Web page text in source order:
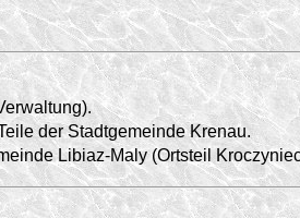
der Stadtgemeinde Krenau.
Libiaz-Maly (Ortsteil